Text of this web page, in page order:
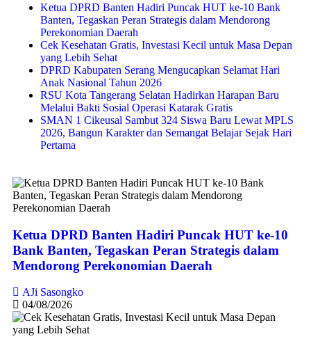
Ketua DPRD Banten Hadiri Puncak HUT ke-10 Bank
Banten, Tegaskan Peran Strategis dalam Mendorong
Perekonomian Daerah
Cek Kesehatan Gratis, Investasi Kecil untuk Masa Depan
yang Lebih Sehat
DPRD Kabupaten Serang Mengucapkan Selamat Hari
Anak Nasional Tahun 2026
RSU Kota Tangerang Selatan Hadirkan Harapan Baru
Melalui Bakti Sosial Operasi Katarak Gratis
SMAN 1 Cikeusal Sambut 324 Siswa Baru Lewat MPLS
2026, Bangun Karakter dan Semangat Belajar Sejak Hari
Pertama
Ketua DPRD Banten Hadiri Puncak HUT ke-10
Bank Banten, Tegaskan Peran Strategis dalam
Mendorong Perekonomian Daerah
AJi Sasongko
04/08/2026